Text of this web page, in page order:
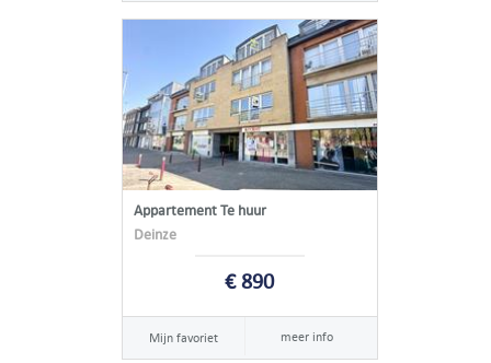
Appartement Te huur
Deinze
€ 890
Mijn favoriet meer info